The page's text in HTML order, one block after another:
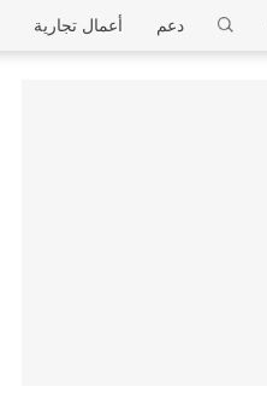
دعم أعمال تجارية